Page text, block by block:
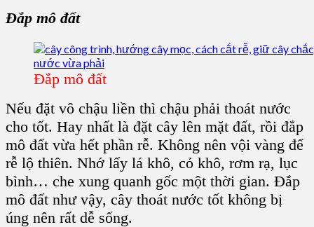
Đắp mô đất
Đắp mô đất
Nếu đặt vô chậu liền thì chậu phải thoát nước
cho tốt. Hay nhất là đặt cây lên mặt đất, rồi đắp
mô đất vừa hết phần rễ. Không nên vội vàng để
rễ lộ thiên. Nhớ lấy lá khô, cỏ khô, rơm rạ, lục
bình… che xung quanh gốc một thời gian. Đắp
mô đất như vậy, cây thoát nước tốt không bị
úng nên rất dễ sống.